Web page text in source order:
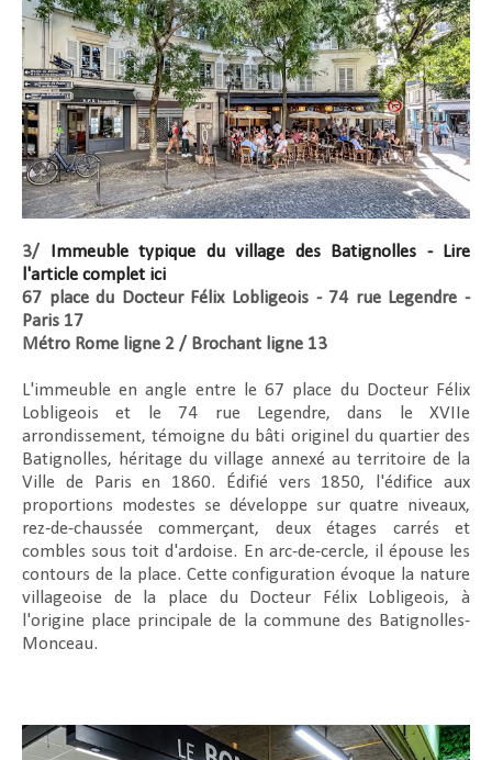
3/
Immeuble typique du village des Batignolles - Lire
l'article complet ici
67 place du Docteur Félix Lobligeois - 74 rue Legendre -
Paris 17
Métro Rome ligne 2 / Brochant ligne 13
L'immeuble en angle entre le 67 place du Docteur Félix
Lobligeois et le 74 rue Legendre, dans le XVIIe
arrondissement, témoigne du bâti originel du quartier des
Batignolles, héritage du village annexé au territoire de la
Ville de Paris en 1860. Édifié vers 1850, l'édifice aux
proportions modestes se développe sur quatre niveaux,
rez-de-chaussée commerçant, deux étages carrés et
combles sous toit d'ardoise. En arc-de-cercle, il épouse les
contours de la place. Cette configuration évoque la nature
villageoise de la place du Docteur Félix Lobligeois, à
l'origine place principale de la commune des Batignolles-
Monceau.